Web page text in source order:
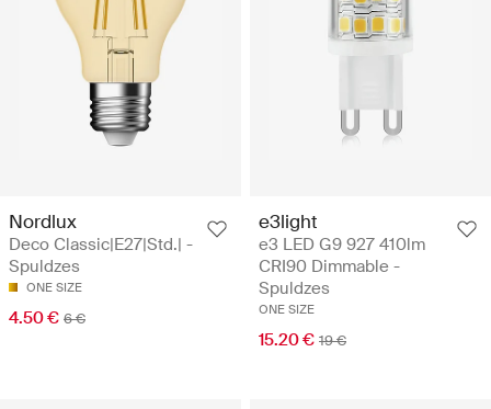
Nordlux
Deco Classic|E27|Std.| -
Spuldzes
ONE SIZE
4.50 € 6 €
e3light
e3 LED G9 927 410lm
CRI90 Dimmable -
Spuldzes
ONE SIZE
15.20 € 19 €